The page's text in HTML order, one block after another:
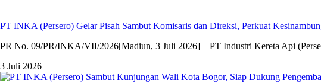
PT INKA (Persero) Gelar Pisah Sambut Komisaris dan Direksi, Perkuat
PR No. 09/PR/INKA/VII/2026[Madiun, 3 Juli 2026] – PT Industri Kereta Api
3 Juli 2026